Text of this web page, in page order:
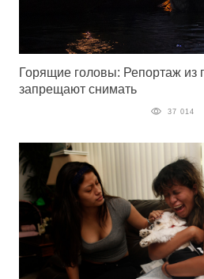
Горящие головы: Репортаж из
запрещают снимать
37 014